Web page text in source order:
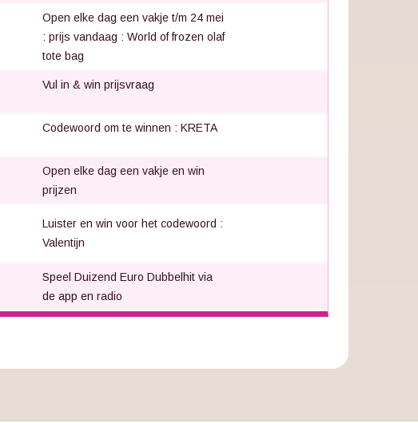
Open elke dag een vakje t/m 24 mei
: prijs vandaag : World of frozen olaf
tote bag
Vul in & win prijsvraag
Codewoord om te winnen : KRETA
Open elke dag een vakje en win
prijzen
Luister en win voor het codewoord :
Valentijn
Speel Duizend Euro Dubbelhit via
de app en radio